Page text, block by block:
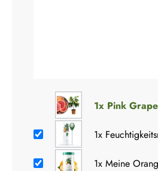
1x Pink
1x
1x Meine